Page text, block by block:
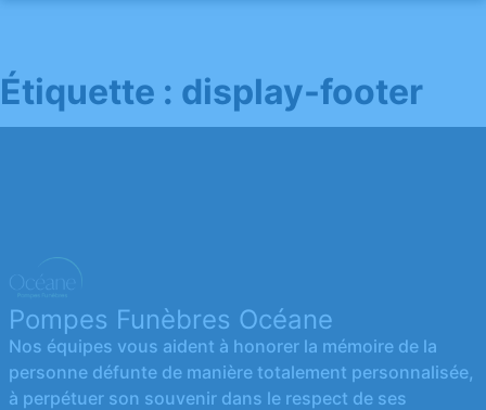
ORGANISER DES OBSÈQUES
MARBRERIE OCÉANE
NOS AGENCES
LA TURBALLE
POULIGUEN
SAINT-NAZAIRE
HERBIGNAC
LA TURBALLE
MONTOIR-DE-BRETAGNE
DÉVIS IMMÉDIAT
Étiquette : display-footer
Pompes Funèbres Océane
Nos équipes vous aident à honorer la mémoire de la
personne défunte de manière totalement personnalisée,
à perpétuer son souvenir dans le respect de ses